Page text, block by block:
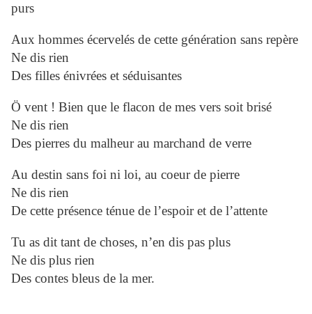
purs
Aux hommes écervelés de cette génération sans repère
Ne dis rien
Des filles énivrées et séduisantes
Ö vent ! Bien que le flacon de mes vers soit brisé
Ne dis rien
Des pierres du malheur au marchand de verre
Au destin sans foi ni loi, au coeur de pierre
Ne dis rien
De cette présence ténue de l’espoir et de l’attente
Tu as dit tant de choses, n’en dis pas plus
Ne dis plus rien
Des contes bleus de la mer.